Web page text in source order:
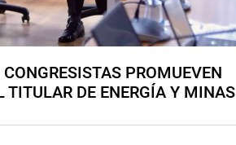
PROMUEVEN
TITULAR DE ENERGÍA Y MINAS